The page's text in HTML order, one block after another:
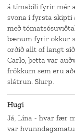
á tímabili fyrir mér
svona í fyrsta skipti
með
bænum fyrir okkur
orðið allt of langt
Carlo, þetta var
frökkum sem eru
slátrun. Slurp.
Hugi
Já, Lína - hvar fær
var